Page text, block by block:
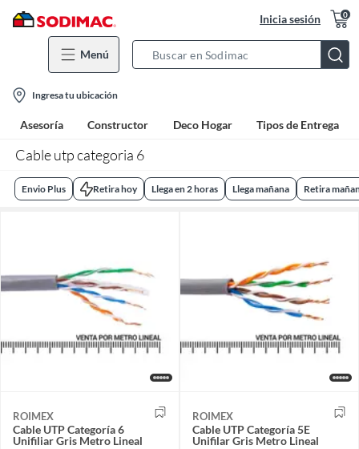
Inicia sesión 0
Menú
Bar
location-
icon
Ingresa tu ubicación
Asesoría Constructor Deco Hogar Tipos de Entrega
Cable utp categoria 6
Envio Plus Retira hoy Llega en 2 horas Llega mañana Retira
ROIMEX
Cable UTP Categoría 6
Unifiliar Gris Metro Lineal
ROIMEX
Cable UTP Categoría 5E
Unifilar Gris Metro Lineal